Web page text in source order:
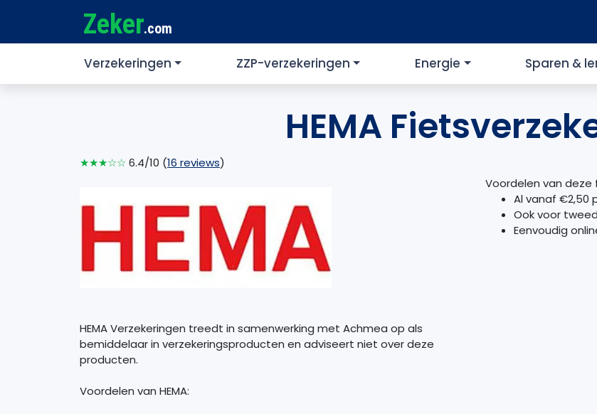
Zeker.com
Verzekeringen ZZP-verzekeringen Energie Sparen &
HEMA
★★★☆☆ 6.4/10 (16 reviews)
HEMA Verzekeringen treedt in samenwerking met Achmea op als
bemiddelaar in verzekeringsproducten en adviseert niet over deze
producten.
Voordelen van HEMA:
Voordelen van deze
Al vanaf €2,50
Ook voor
Eenvoudig